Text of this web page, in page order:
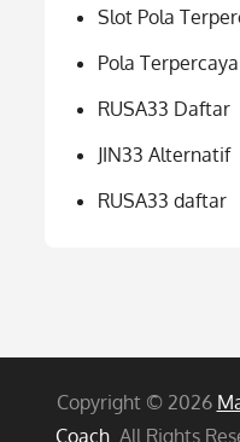
Slot Pola
Pola Terpercaya
RUSA33 Daftar
JIN33 Alternatif
RUSA33 daftar
Copyright © 2026
Coach . All Rights